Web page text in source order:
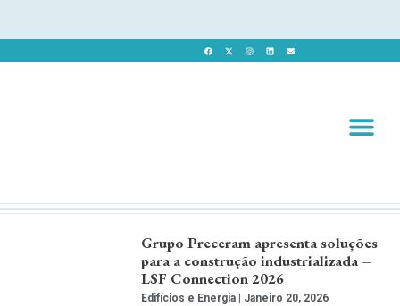
Grupo Preceram apresenta soluções
para a construção industrializada –
LSF Connection 2026
Edifícios e Energia Janeiro 20, 2026